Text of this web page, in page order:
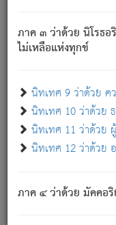
ภาค ๓ ว่าด้วย นิโรธ
ไม่เหลือแห่งทุกข์
นิทเทศ 9 ว่าด้วย
นิทเทศ 10 ว่าด้วย
นิทเทศ 11 ว่าด้วย
นิทเทศ 12 ว่าด้วย
ภาค ๔ ว่าด้วย มัคคอ
ภิกษุนั้น เป็นผู้ครอ
ภพทั้งหลายทั้งปวงได้
- อุ.ขุ. ๒๕/๑๒๑/๘
(ข้อความนี้ เป็นพร
เป็นที่ตรัสรู้ เมื่อตรัสรู้